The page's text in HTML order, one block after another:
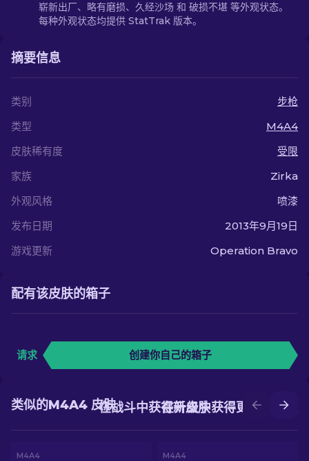
崭新出厂、略有磨损、久经沙场 和 破损不堪 等外观状态。
每种外观状态均提供 StatTrak 版本。
摘要信息
类别
步枪
类型
M4A4
皮肤稀有度
受限
家族
Zirka
外观风格
喷漆
发布日期
2013年9月19日
游戏更新
Operation Bravo
配有该皮肤的箱子
请求 创建你自己的箱子
在升级中获得更好的皮肤
在战斗中获得新皮肤
类似的M4A4 皮肤
M4A4 M4A4